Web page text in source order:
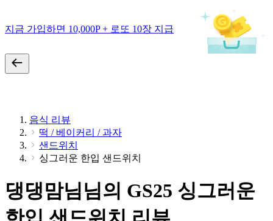
지금 가입하면 10,000P + 로또 10장 지급
음식 리뷰
떡 / 베이커리 / 과자
샌드위치
싱그러운 한입 샌드위치
댕댕맘님님의 GS25 싱그러운